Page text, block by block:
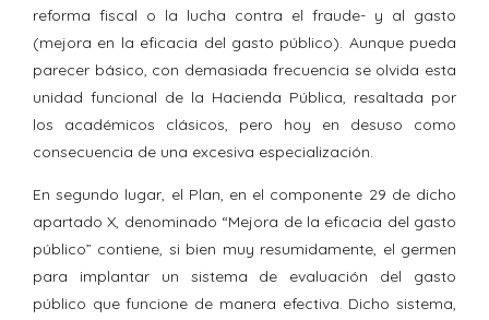
reforma fiscal o la lucha contra el fraude- y al gasto
(mejora en la eficacia del gasto público). Aunque pueda
parecer básico, con demasiada frecuencia se olvida esta
unidad funcional de la Hacienda Pública, resaltada por
los académicos clásicos, pero hoy en desuso como
consecuencia de una excesiva especialización.
En segundo lugar, el Plan, en el componente 29 de dicho
apartado X, denominado “Mejora de la eficacia del gasto
público” contiene, si bien muy resumidamente, el germen
para implantar un sistema de evaluación del gasto
público que funcione de manera efectiva. Dicho sistema,